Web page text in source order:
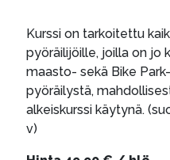
Kurssi on tarkoitettu
pyöräilijöille, joilla on jo
maasto- sekä Bike Park-
pyöräilystä,
alkeiskurssi käytynä.
v)